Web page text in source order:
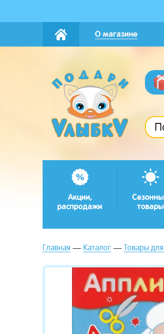
О магазине
Акции,
распродажи
товары
Главная Каталог Товары